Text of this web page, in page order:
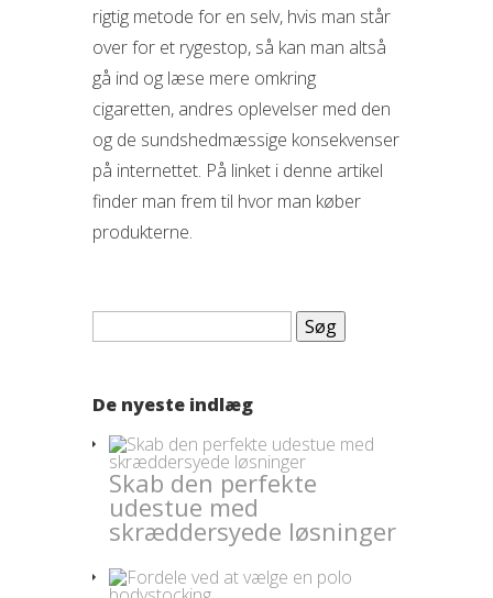
rigtig metode for en selv, hvis man står
over for et rygestop, så kan man altså
gå ind og læse mere omkring
cigaretten, andres oplevelser med den
og de sundshedmæssige konsekvenser
på internettet. På linket i denne artikel
finder man frem til hvor man køber
produkterne.
Søg
De nyeste indlæg
Skab den perfekte
udestue med
skræddersyede løsninger